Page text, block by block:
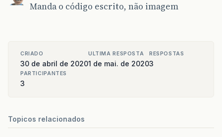
Manda o código escrito, não imagem
CRIADO
30 de abril de 2020
ULTIMA RESPOSTA
1 de mai. de 2020
RESPOSTAS
3
PARTICIPANTES
3
Topicos relacionados